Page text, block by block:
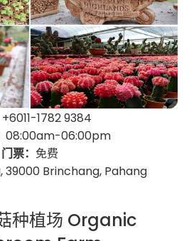
+6011-1782 9384
08:00am-06:00pm
门票： 免费
39000 Brinchang, Pahang
种植场 Organic